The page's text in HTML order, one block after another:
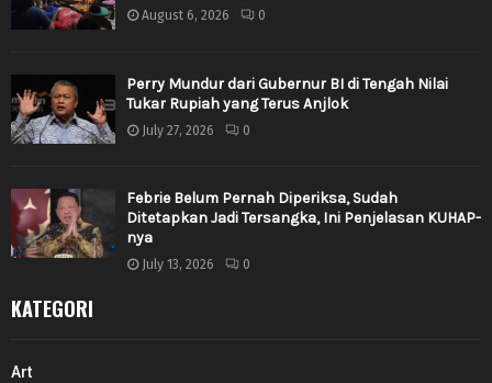
August 6, 2026 0
Perry Mundur dari Gubernur BI di Tengah Nilai
Tukar Rupiah yang Terus Anjlok
July 27, 2026 0
Febrie Belum Pernah Diperiksa, Sudah
Ditetapkan Jadi Tersangka, Ini Penjelasan KUHAP-
nya
July 13, 2026 0
KATEGORI
Art